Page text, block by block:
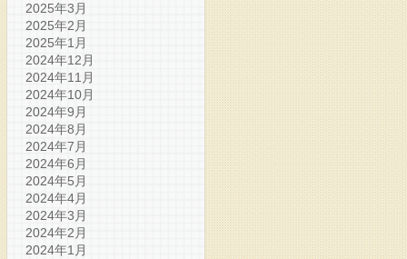
2025年3月
2025年2月
2025年1月
2024年12月
2024年11月
2024年10月
2024年9月
2024年8月
2024年7月
2024年6月
2024年5月
2024年4月
2024年3月
2024年2月
2024年1月